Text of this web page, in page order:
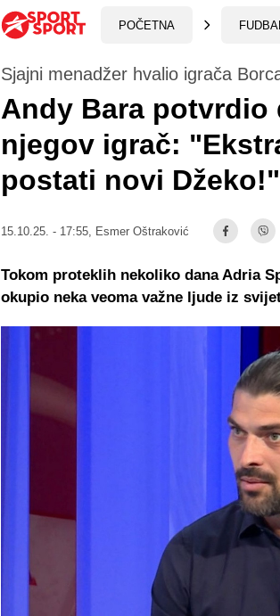
POČETNA FUDBAL
Sjajni menadžer hvalio igrača
Andy Bara potvrdio
njegov igrač:
postati novi Džeko!"
15.10.25. - 17:55, Esmer Oštraković
Tokom proteklih nekoliko dana Adria
okupio neka veoma važne ljude iz